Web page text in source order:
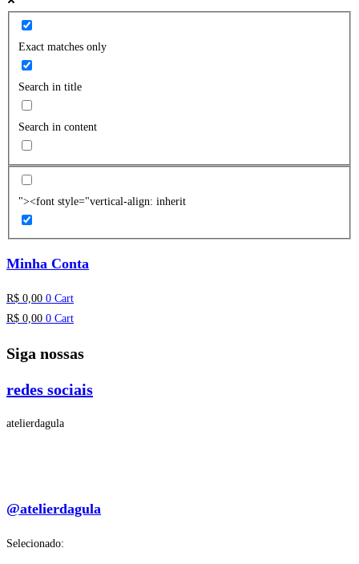
Exact matches only
Search in title
Search in content
"><font style="vertical-align: inherit
Minha Conta
R$ 0,00 0 Cart
R$ 0,00 0 Cart
Siga nossas
redes sociais
atelierdagula
@atelierdagula
Selecionado: